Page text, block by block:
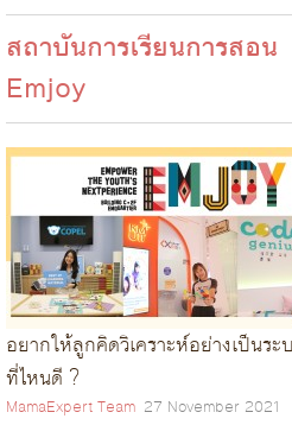
สถาบันการเรียนการสอน
Emjoy
อยากให้ลูกคิดวิเคราะห์อย่างเป็น
ที่ไหนดี ?
MamaExpert Team 27 November 2021